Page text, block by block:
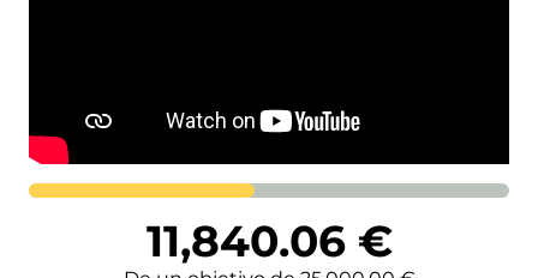
Lortutakoa
11,840.06€